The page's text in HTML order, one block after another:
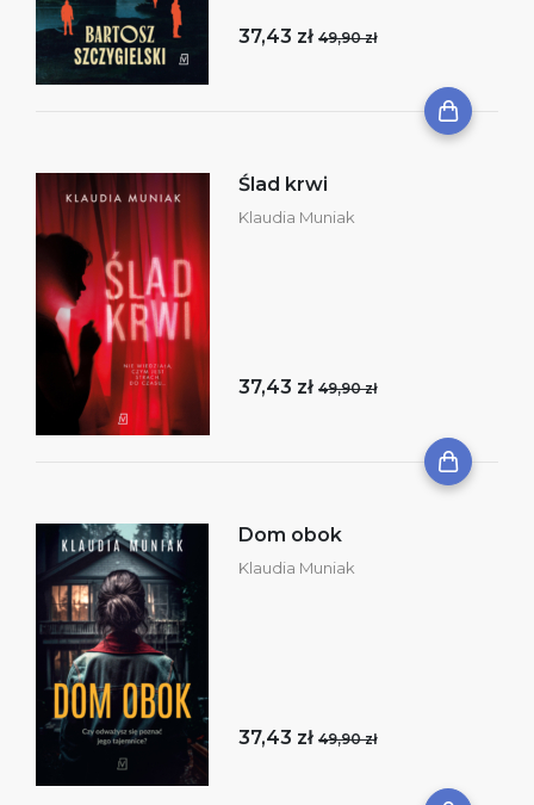
37,43 zł 49,90 zł
Ślad krwi
Klaudia Muniak
37,43 zł 49,90 zł
Dom obok
Klaudia Muniak
37,43 zł 49,90 zł